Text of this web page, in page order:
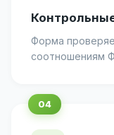
Форма
соотношениям